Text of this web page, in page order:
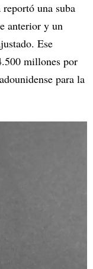
una suba
anterior y un
Ese
millones por
para la